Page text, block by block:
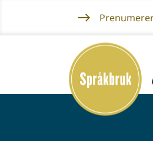
innehållet
Framsida